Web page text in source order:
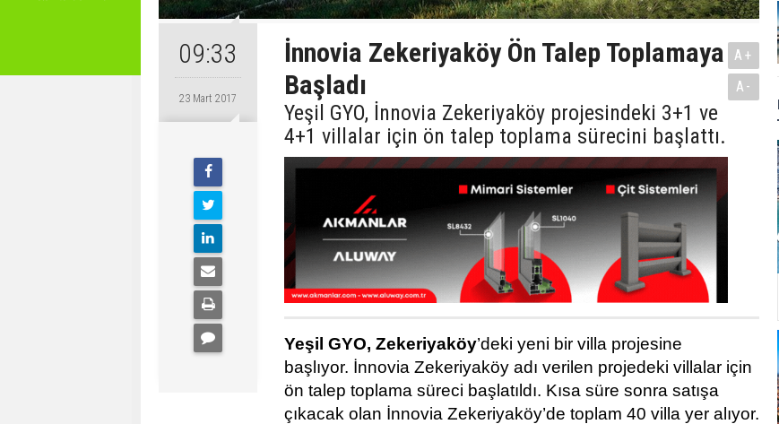
09:33
23 Mart 2017
İnnovia Zekeriyaköy Ön Talep Toplamaya
Başladı
Yeşil GYO, İnnovia Zekeriyaköy projesindeki 3+1 ve
4+1 villalar için ön talep toplama sürecini başlattı.
A+
A-
Yeşil GYO, Zekeriyaköy’deki yeni bir villa projesine
başlıyor. İnnovia Zekeriyaköy adı verilen projedeki villalar için
ön talep toplama süreci başlatıldı. Kısa süre sonra satışa
çıkacak olan İnnovia Zekeriyaköy’de toplam 40 villa yer alıyor.